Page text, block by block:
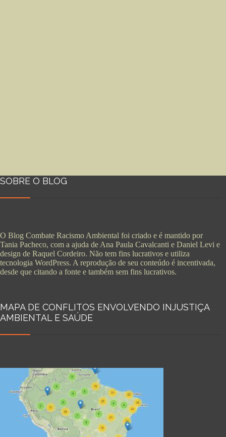
SOBRE O BLOG
O Blog Combate Racismo Ambiental foi criado e é mantido por
Tania Pacheco, com a ajuda de Ana Paula Cavalcanti e Daniel Levi e
design de Raquel Cordeiro. Não tem fins lucrativos e utiliza
tecnologia WordPress. A reprodução de seu conteúdo é incentivada,
desde que citando a fonte e também sem fins lucrativos.
MAPA DE CONFLITOS ENVOLVENDO INJUSTIÇA
AMBIENTAL E SAÚDE